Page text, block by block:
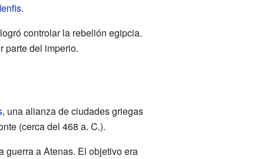
.
controlar la rebelión egipcia.
parte del imperio.
, una alianza de ciudades griegas
(cerca del 468 a. C.).
a Atenas. El objetivo era